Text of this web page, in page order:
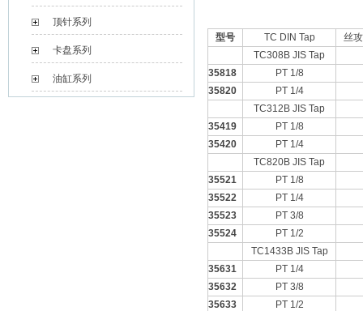
型号 TC DIN Tap
丝
TC308B JIS Tap
35818
PT 1/8
35820
PT 1/4
TC312B JIS Tap
35419
PT 1/8
35420
PT 1/4
TC820B JIS Tap
35521
PT 1/8
35522
PT 1/4
35523
PT 3/8
35524
PT 1/2
TC1433B JIS Tap
35631
PT 1/4
35632
PT 3/8
35633
PT 1/2
顶针系列
卡盘系列
油缸系列